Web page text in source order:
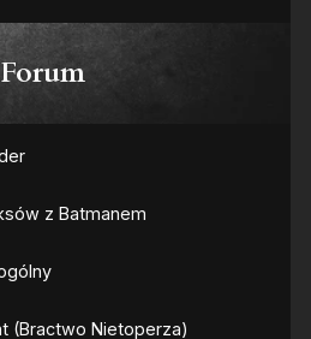
Forum